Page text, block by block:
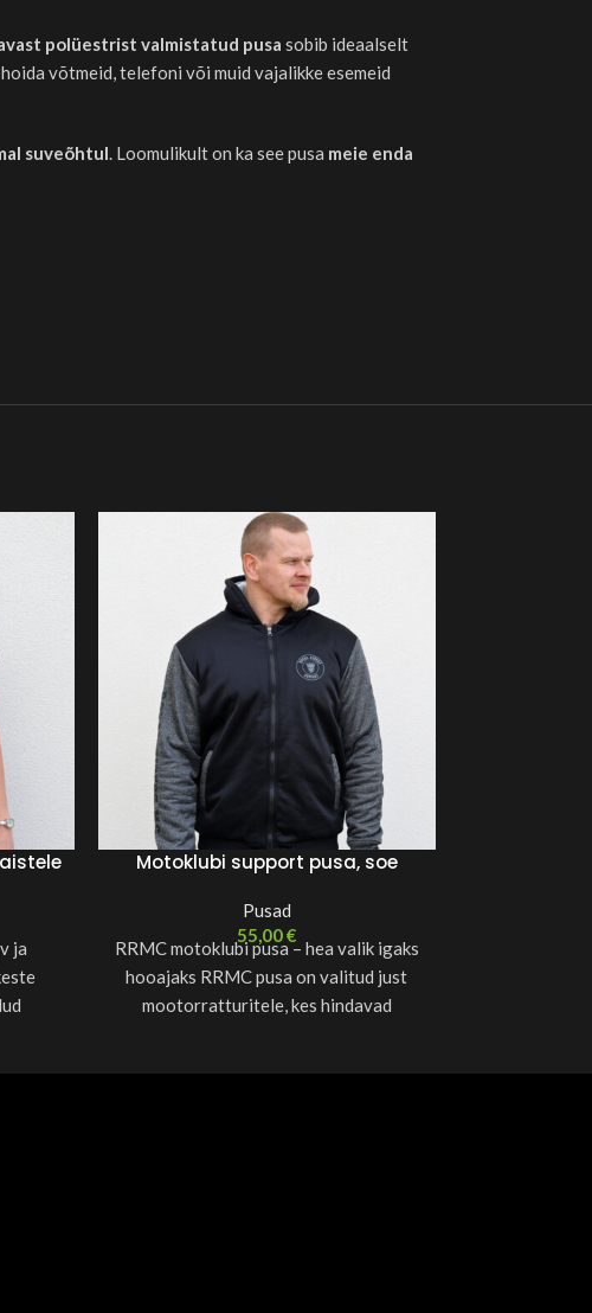
polüestrist valmistatud pusa sobib ideaalselt
võtmeid, telefoni või muid vajalikke esemeid
suveõhtul. Loomulikult on ka see pusa meie enda
ja
Motoklubi support pusa, soe
Pusad
55,00€
RRMC motoklubi pusa – hea valik igaks
hooajaks RRMC pusa on valitud just
mootorratturitele, kes hindavad